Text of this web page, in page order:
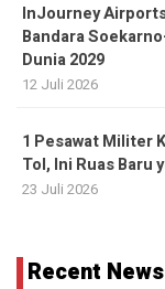
InJourney
Bandara
Dunia 2029
12 Juli 2026
1 Pesawat Militer
Tol, Ini Ruas Baru
23 Juli 2026
Recent News